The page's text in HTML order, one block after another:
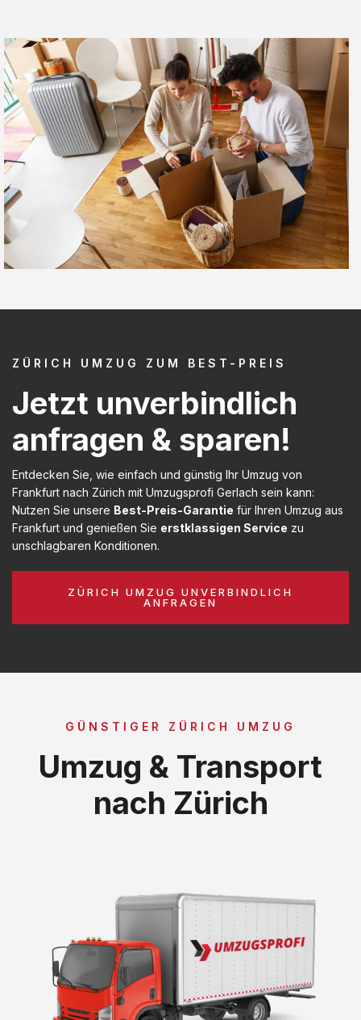
ZÜRICH UMZUG ZUM BEST-PREIS
Jetzt unverbindlich
anfragen & sparen!
Entdecken Sie, wie einfach und günstig Ihr Umzug von
Frankfurt nach Zürich mit Umzugsprofi Gerlach sein kann:
Nutzen Sie unsere Best-Preis-Garantie für Ihren Umzug aus
Frankfurt und genießen Sie erstklassigen Service zu
unschlagbaren Konditionen.
ZÜRICH UMZUG UNVERBINDLICH
ANFRAGEN
GÜNSTIGER ZÜRICH UMZUG
Umzug & Transport
nach Zürich